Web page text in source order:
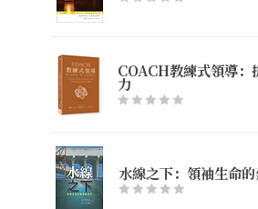
COACH教練式領導：
力
水線之下：領袖生命的